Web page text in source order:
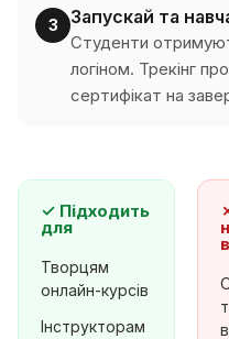
3 Запускай та
Студенти
логіном. Трекінг
сертифікат на
✓ Підходить
для
Творцям
онлайн-курсів
Інструкторам